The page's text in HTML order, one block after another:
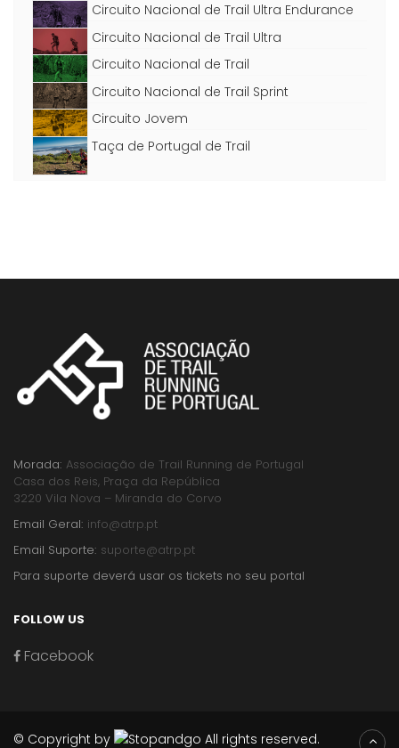
Circuito Nacional de Trail Ultra Endurance
Circuito Nacional de Trail Ultra
Circuito Nacional de Trail
Circuito Nacional de Trail Sprint
Circuito Jovem
Taça de Portugal de Trail
Morada: Associação de Trail Running de Portugal
Casa dos Reis, Praça da República
3220 Vila Nova – Miranda do Corvo
Email Geral: info@atrp.pt
Email Suporte: suporte@atrp.pt
Para suporte deverá usar os tickets no seu portal
FOLLOW US
Facebook
© Copyright by All rights reserved.